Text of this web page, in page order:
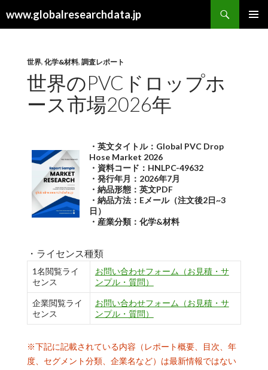
www.globalresearchdata.jp
索
世界, 化学&材料, 調査レポート
世界のPVCドロップホ
ース市場2026年
・英文タイトル：Global PVC Drop
Hose Market 2026
・資料コード：HNLPC-49632
・発行年月：2026年7月
・納品形態：英文PDF
・納品方法：Eメール（注文後2日~3
日）
・産業分類：化学&材料
・ライセンス種類
1名閲覧ライ
センス
お問い合わせフォーム（お見積・サ
ンプル・質問）
企業閲覧ライ
センス
お問い合わせフォーム（お見積・サ
ンプル・質問）
※下記に記載されている内容（レポート概要、目次、年
度、セグメント分類、企業名など）は最新情報ではない